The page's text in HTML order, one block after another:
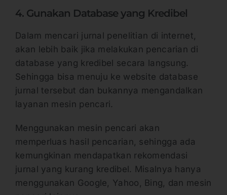
4. Gunakan Database yang Kredibel
Dalam mencari jurnal penelitian di internet,
akan lebih baik jika melakukan pencarian di
database yang kredibel secara langsung.
Sehingga bisa menuju ke website database
jurnal tersebut dan bukannya mengandalkan
layanan mesin pencari.
Menggunakan mesin pencari akan
memperluas hasil pencarian, sehingga ada
kemungkinan mendapatkan rekomendasi
jurnal yang kurang kredibel. Misalnya hanya
menggunakan Google, Yahoo, Bing, dan mesin